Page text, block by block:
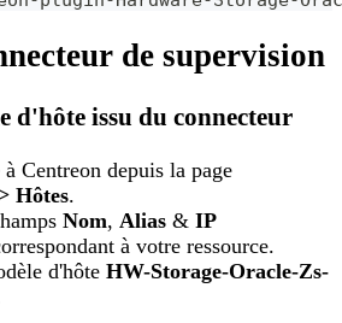
de supervision
d'hôte issu du connecteur
Centreon depuis la page
Hôtes.
Nom, Alias & IP
à votre ressource.
d'hôte HW-Storage-Oracle-Zs-